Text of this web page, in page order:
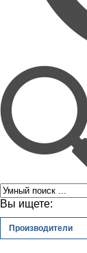
Вы ищете:
Производители